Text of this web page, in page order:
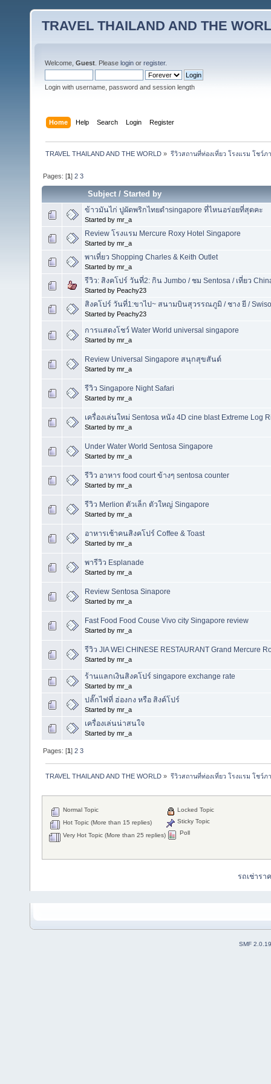
TRAVEL THAILAND AND THE
Welcome, Guest . Please login or register.
Login with username, password and session length
Home Help Search Login Register
TRAVEL THAILAND AND THE WORLD » รีวิวสถานที่ท่องเที่ยว โรงแรม โชว์ภ
Pages: [1]2 3
Subject/Started by
ข้าวมันไก่ ปูผัดพริกไทยดำsingapore ที่ไหนอร่อยที่สุดคะ
Started by mr_a
Review โรงแรม Mercure Roxy Hotel Singapore
Started by mr_a
พาเที่ยว Shopping Charles & Keith Outlet
Started by mr_a
รีวิว: สิงคโปร์ วันที่2: กิน Jumbo / ชม Sentosa / เที่ยว
Started by Peachy23
สิงคโปร์ วันที่1:ขาไป~ สนามบินสุวรรณภูมิ / ชาง ยี /
Started by Peachy23
การแสดงโชว์ Water World universal singapore
Started by mr_a
Review Universal Singapore สนุกสุขสันต์
Started by mr_a
รีวิว Singapore Night Safari
Started by mr_a
เครื่องเล่นใหม่ Sentosa หนัง 4D cine blast Extreme Log
Started by mr_a
Under Water World Sentosa Singapore
Started by mr_a
รีวิว อาหาร food court ข้างๆ sentosa counter
Started by mr_a
รีวิว Merlion ตัวเล็ก ตัวใหญ่ Singapore
Started by mr_a
อาหารเช้าคนสิงคโปร์ Coffee & Toast
Started by mr_a
พารีวิว Esplanade
Started by mr_a
Review Sentosa Sinapore
Started by mr_a
Fast Food Food Couse Vivo city Singapore review
Started by mr_a
รีวิว JIA WEI CHINESE RESTAURANT Grand Mercure
Started by mr_a
ร้านแลกเงินสิงคโปร์ singapore exchange rate
Started by mr_a
ปลั๊กไฟที่ ฮ่องกง หรือ สิงค์โปร์
Started by mr_a
เครื่องเล่นน่าสนใจ
Started by mr_a
Pages: [1]2 3
TRAVEL THAILAND AND THE WORLD » รีวิวสถานที่ท่องเที่ยว โรงแรม โชว์ภ
Normal Topic
Hot Topic (More than 15 replies)
Very Hot Topic (More than 25 replies)
Locked Topic
Sticky Topic
Poll
รถเช่าร
SMF 2.0.19